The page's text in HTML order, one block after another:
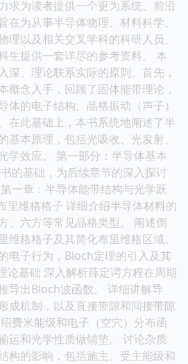
求为读者提供一个更为系统、前沿
在为从事半导体物理、材料科学、
理以及相关交叉学科的科研人员、
生提供一套详尽的参考资料。 本
深、理论联系实际的原则。首先，
概念入手，回顾了固体能带理论，
体的电子结构、晶格振动（声子）
在此基础上，本书系统地阐述了半
基本原理，包括光吸收、光发射、
学效应。 第一部分：半导体基本
的基础，为后续章节的深入探讨
一章：半导体能带结构与光学跃
里维格格子 详细介绍半导体材料的
、六方等常见晶格类型。 阐述倒
维格格子及其简化布里维格区域。
电子行为，Bloch定理的引入及其
论基础 深入解析薛定谔方程在周期
导出Bloch波函数。 详细讲解导
成机制，以及直接带隙和间接带隙
费米能级和电子（空穴）分布函
运和光学性质做铺垫。 讨论杂质
构的影响，包括施主、受主能级和